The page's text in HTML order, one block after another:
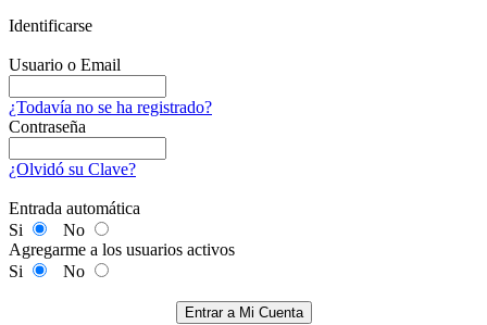
Identificarse
Usuario o Email
¿Todavía no se ha registrado?
Contraseña
¿Olvidó su Clave?
Entrada automática
Si
No
Agregarme a los usuarios activos
Si
No
Entrar a Mi Cuenta